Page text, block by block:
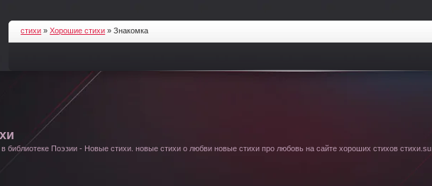
стихи »Хорошие стихи » Знакомка
библиотеке Поэзии - Новые стихи. новые стихи о любви новые стихи про любовь на сайте хороших стихов стихи.su.